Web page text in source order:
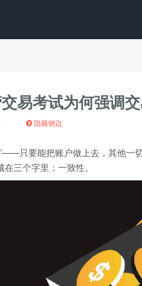
易考试为何强调
隐藏侧边
只要能把账户做上去，其他一
三个字里：一致性。